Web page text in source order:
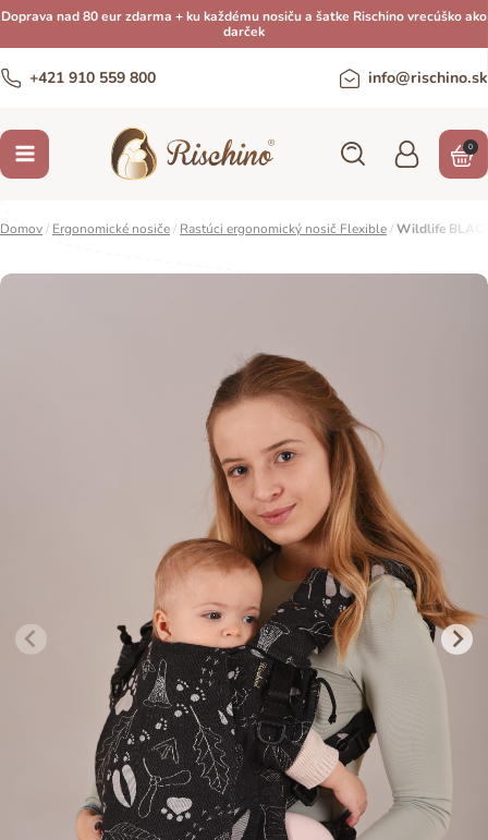
Doprava nad 80 eur zdarma + ku každému nosiču a šatke Rischino vrecúško ako
darček
+421 910 559 800 info@rischino.sk
0
Domov/ Ergonomické nosiče/ Rastúci ergonomický nosič Flexible/Wildlife